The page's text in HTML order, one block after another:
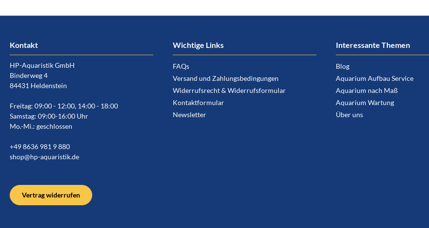
Kontakt
HP-Aquaristik GmbH
Binderweg 4
84431 Heldenstein
Freitag: 09:00 - 12:00, 14:00 - 18:00
Samstag: 09:00-16:00 Uhr
Mo.-Mi.: geschlossen
+49 8636 981 9 880
shop@hp-aquaristik.de
Vertrag widerrufen
Wichtige Links
FAQs
Versand und Zahlungsbedingungen
Widerrufsrecht & Widerrufsformular
Kontaktformular
Newsletter
Interessante Themen
Blog
Aquarium Aufbau Service
Aquarium nach Maß
Aquarium Wartung
Über uns